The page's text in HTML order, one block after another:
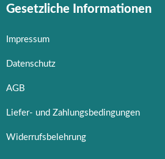
Gesetzliche Informationen
Impressum
Datenschutz
AGB
Liefer- und Zahlungsbedingungen
Widerrufsbelehrung